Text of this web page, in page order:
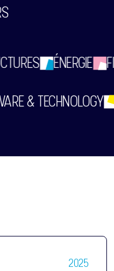
ÉNERGIE
& TECHNOLOGY
2025